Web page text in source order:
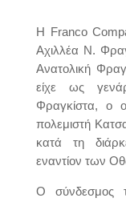
H Franco
Αχιλλέα Ν.
Ανατολική
είχε ως
Φραγκίστα, ο
πολεμιστή
κατά τη
εναντίον των
Ο σύνδεσμος